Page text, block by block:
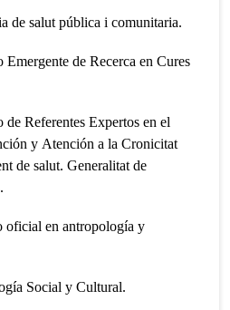
de salut pública i comunitaria.
de Recerca en Cures
Referentes Expertos en el
y Atención a la Cronicitat
de salut. Generalitat de
oficial en antropología y
Social y Cultural.